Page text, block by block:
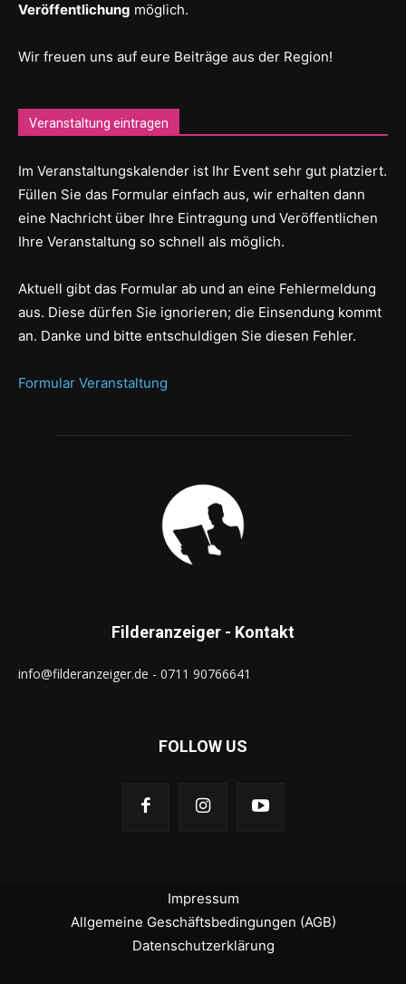
Veröffentlichung möglich.
Wir freuen uns auf eure Beiträge aus der Region!
Veranstaltung eintragen
Im Veranstaltungskalender ist Ihr Event sehr gut platziert.
Füllen Sie das Formular einfach aus, wir erhalten dann
eine Nachricht über Ihre Eintragung und Veröffentlichen
Ihre Veranstaltung so schnell als möglich.
Aktuell gibt das Formular ab und an eine Fehlermeldung
aus. Diese dürfen Sie ignorieren; die Einsendung kommt
an. Danke und bitte entschuldigen Sie diesen Fehler.
Formular Veranstaltung
Filderanzeiger - Kontakt
info@filderanzeiger.de - 0711 90766641
FOLLOW US
Impressum
Allgemeine Geschäftsbedingungen (AGB)
Datenschutzerklärung